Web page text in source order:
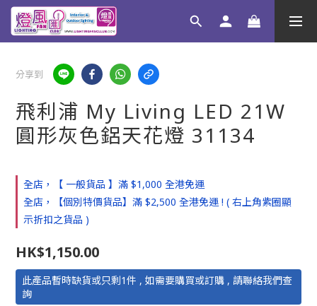
分享到
飛利浦 My Living LED 21W
圓形灰色鋁天花燈 31134
全店，【 一般貨品 】滿 $1,000 全港免運
全店，【個別特價貨品】滿 $2,500 全港免運 ! ( 右上角紫圈顯
示折扣之貨品 )
HK$1,150.00
此產品暫時缺貨或只剩1件 , 如需要購買或訂購 , 請聯絡我們查
詢